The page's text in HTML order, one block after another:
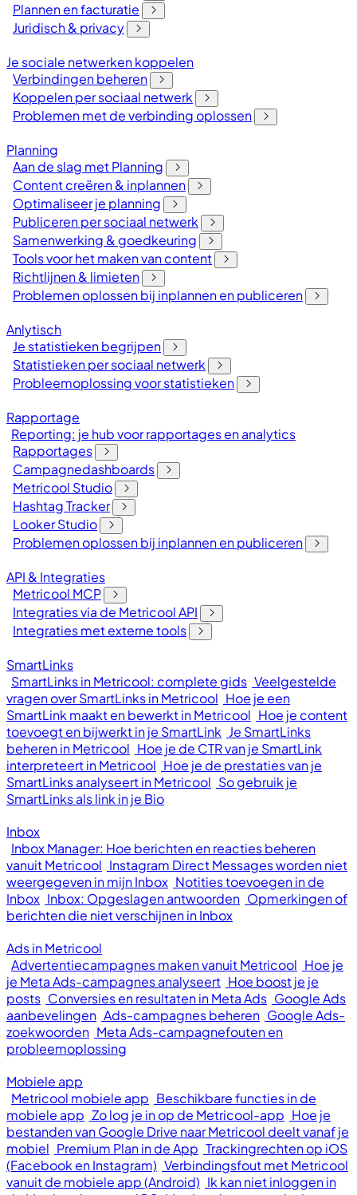
Plannen en facturatie
Juridisch & privacy
Je sociale netwerken koppelen
Verbindingen beheren
Koppelen per sociaal netwerk
Problemen met de verbinding oplossen
Planning
Aan de slag met Planning
Content creëren & inplannen
Optimaliseer je planning
Publiceren per sociaal netwerk
Samenwerking & goedkeuring
Tools voor het maken van content
Richtlijnen & limieten
Problemen oplossen bij inplannen en publiceren
Anlytisch
Je statistieken begrijpen
Statistieken per sociaal netwerk
Probleemoplossing voor statistieken
Rapportage
Reporting: je hub voor rapportages en analytics
Rapportages
Campagnedashboards
Metricool Studio
Hashtag Tracker
Looker Studio
Problemen oplossen bij inplannen en publiceren
API & Integraties
Metricool MCP
Integraties via de Metricool API
Integraties met externe tools
SmartLinks
SmartLinks in Metricool: complete gids Veelgestelde
vragen over SmartLinks in Metricool Hoe je een
SmartLink maakt en bewerkt in Metricool Hoe je content
toevoegt en bijwerkt in je SmartLink Je SmartLinks
beheren in Metricool Hoe je de CTR van je SmartLink
interpreteert in Metricool Hoe je de prestaties van je
SmartLinks analyseert in Metricool So gebruik je
SmartLinks als link in je Bio
Inbox
Inbox Manager: Hoe berichten en reacties beheren
vanuit Metricool Instagram Direct Messages worden niet
weergegeven in mijn Inbox Notities toevoegen in de
Inbox Inbox: Opgeslagen antwoorden Opmerkingen of
berichten die niet verschijnen in Inbox
Ads in Metricool
Advertentiecampagnes maken vanuit Metricool Hoe je
je Meta Ads-campagnes analyseert Hoe boost je je
posts Conversies en resultaten in Meta Ads Google Ads
aanbevelingen Ads-campagnes beheren Google Ads-
zoekwoorden Meta Ads-campagnefouten en
probleemoplossing
Mobiele app
Metricool mobiele app Beschikbare functies in de
mobiele app Zo log je in op de Metricool-app Hoe je
bestanden van Google Drive naar Metricool deelt vanaf je
mobiel Premium Plan in de App Trackingrechten op iOS
(Facebook en Instagram) Verbindingsfout met Metricool
vanuit de mobiele app (Android) Ik kan niet inloggen in